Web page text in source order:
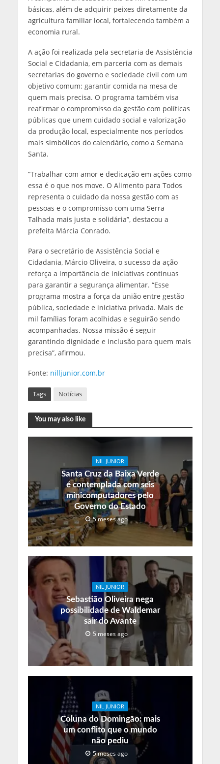
básicas, além de adquirir peixes diretamente da
agricultura familiar local, fortalecendo também a
economia rural.
A ação foi realizada pela secretaria de Assistência
Social e Cidadania, em parceria com as demais
secretarias do governo e sociedade civil com um
objetivo comum: garantir comida na mesa de
quem mais precisa. O programa também visa
reafirmar o compromisso da gestão com políticas
públicas que unem cuidado social e valorização
da produção local, especialmente nos períodos
mais simbólicos do calendário, como a Semana
Santa.
“Trabalhar com amor e dedicação em ações como
essa é o que nos move. O Alimento para Todos
representa o cuidado da nossa gestão com as
pessoas e o compromisso com uma Serra
Talhada mais justa e solidária”, destacou a
prefeita Márcia Conrado.
Para o secretário de Assistência Social e
Cidadania, Márcio Oliveira, o sucesso da ação
reforça a importância de iniciativas contínuas
para garantir a segurança alimentar. “Esse
programa mostra a força da união entre gestão
pública, sociedade e iniciativa privada. Mais de
mil famílias foram acolhidas e seguirão sendo
acompanhadas. Nossa missão é seguir
garantindo dignidade e inclusão para quem mais
precisa”, afirmou.
Fonte: nilljunior.com.br
Tags Notícias
You may also like
NIL JUNIOR
Santa Cruz da Baixa Verde
é contemplada com seis
minicomputadores pelo
Governo do Estado
5 meses ago
NIL JUNIOR
Sebastião Oliveira nega
possibilidade de Waldemar
sair do Avante
5 meses ago
NIL JUNIOR
Coluna do Domingão: mais
um conflito que o mundo
não pediu
5 meses ago